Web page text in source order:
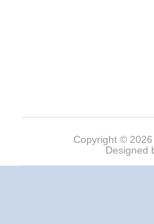
Copyright ©
Designed